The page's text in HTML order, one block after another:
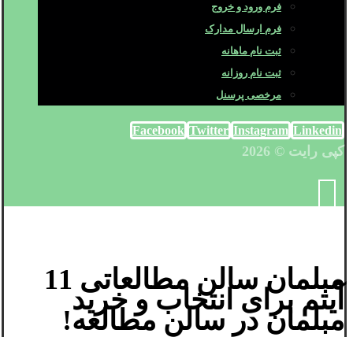
فرم ورود و خروج
فرم ارسال مدارک
ثبت نام ماهانه
ثبت نام روزانه
مرخصی پرسنل
Facebook Twitter Instagram Linkedin
کپی رایت © 2026
مبلمان سالن مطالعاتی 11
آیتم برای انتخاب و خرید
مبلمان در سالن مطالعه!